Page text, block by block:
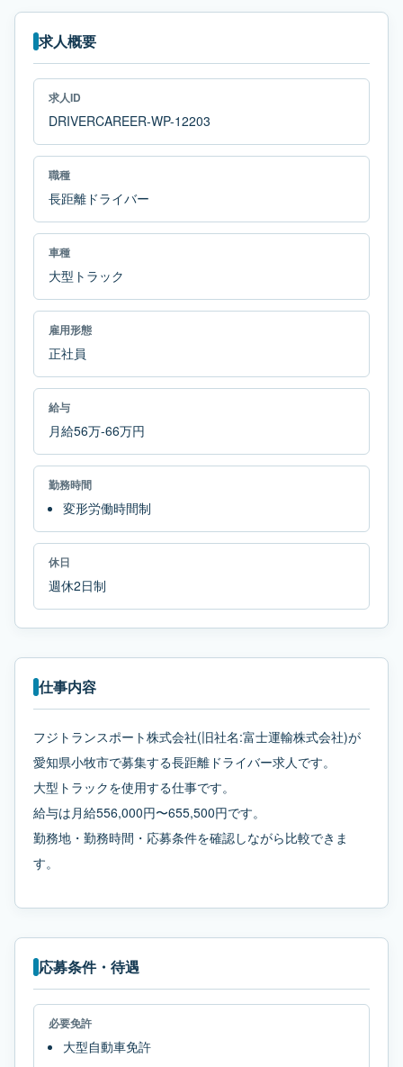
求人概要
求人ID
DRIVERCAREER-WP-12203
職種
長距離ドライバー
車種
大型トラック
雇用形態
正社員
給与
月給56万-66万円
勤務時間
変形労働時間制
休日
週休2日制
仕事内容
フジトランスポート株式会社(旧社名:富士運輸株式会社)が
愛知県小牧市で募集する長距離ドライバー求人です。
大型トラックを使用する仕事です。
給与は月給556,000円〜655,500円です。
勤務地・勤務時間・応募条件を確認しながら比較できま
す。
応募条件・待遇
必要免許
大型自動車免許